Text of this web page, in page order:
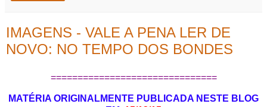
IMAGENS - VALE A PENA LER DE
NOVO: NO TEMPO DOS BONDES
===============================
MATÉRIA ORIGINALMENTE PUBLICADA NESTE BLOG